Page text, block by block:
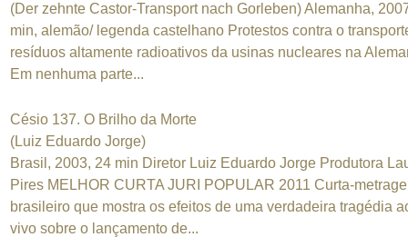
(Der zehnte Castor-Transport nach Gorleben) Alemanha,
min, alemão/ legenda castelhano Protestos contra o
resíduos altamente radioativos da usinas nucleares na
Em nenhuma parte...
Césio 137. O Brilho da Morte
(Luiz Eduardo Jorge)
Brasil, 2003, 24 min Diretor Luiz Eduardo Jorge Produtora
Pires MELHOR CURTA JURI POPULAR 2011 Curta-
brasileiro que mostra os efeitos de uma verdadeira tragédia
vivo sobre o lançamento de...